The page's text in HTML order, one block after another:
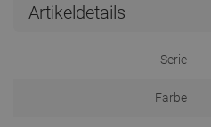
Artikeldetails
Serie
Farbe